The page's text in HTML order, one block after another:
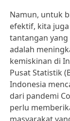
Namun, untuk
efektif, kita
tantangan yang
adalah
kemiskinan di
Pusat Statistik
Indonesia
dari pandemi
perlu